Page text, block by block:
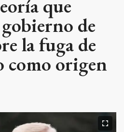
que
de
la fuga de
origen